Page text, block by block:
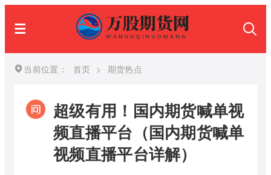
当前位置： 首页 > 期货热点
超级有用！国内期货喊单视
频直播平台（国内期货喊单
视频直播平台详解）